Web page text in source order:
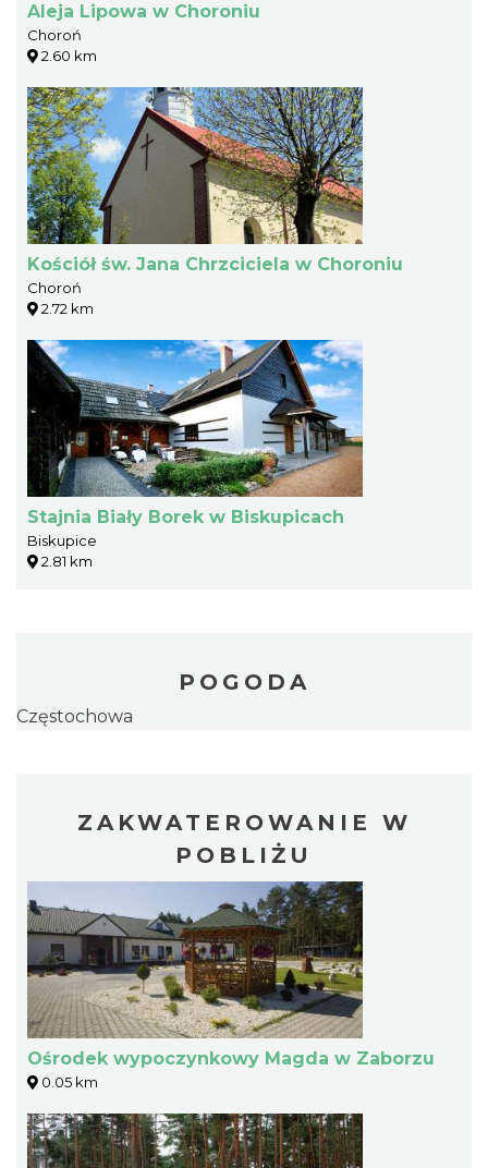
Aleja Lipowa w Choroniu
Choroń
2.60 km
Kościół św. Jana Chrzciciela w Choroniu
Choroń
2.72 km
Stajnia Biały Borek w Biskupicach
Biskupice
2.81 km
POGODA
Częstochowa
ZAKWATEROWANIE W
POBLIŻU
Ośrodek wypoczynkowy Magda w Zaborzu
0.05 km